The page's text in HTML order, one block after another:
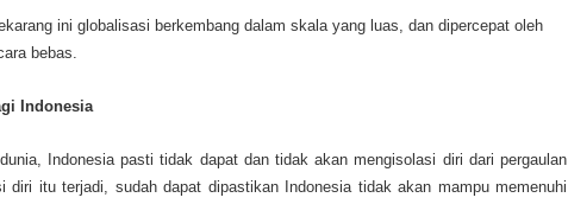
ini globalisasi berkembang dalam skala yang luas, dan dipercepat oleh
bebas.
Indonesia
Indonesia pasti tidak dapat dan tidak akan mengisolasi diri dari pergaulan
diri itu terjadi, sudah dapat dipastikan Indonesia tidak akan mampu memenuhi